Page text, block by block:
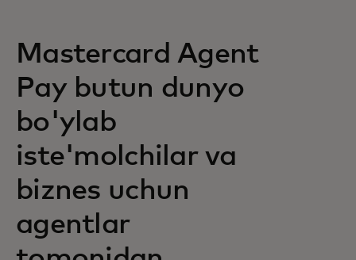
Mastercard Agent
Pay butun dunyo
bo'ylab
iste'molchilar va
biznes uchun
agentlar